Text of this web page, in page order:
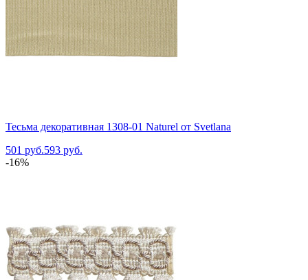
Тесьма декоративная 1308-01 Naturel от Svetlana
501 руб.593 руб.
-16%